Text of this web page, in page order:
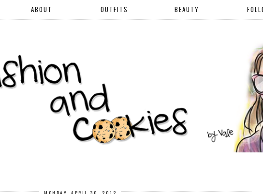
ABOUT OUTFITS BEAUTY